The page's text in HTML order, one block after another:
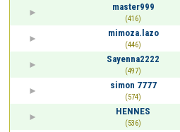
master999
(416)
mimoza.lazo
(446)
Sayenna2222
(497)
simon 7777
(574)
HENNES
(536)